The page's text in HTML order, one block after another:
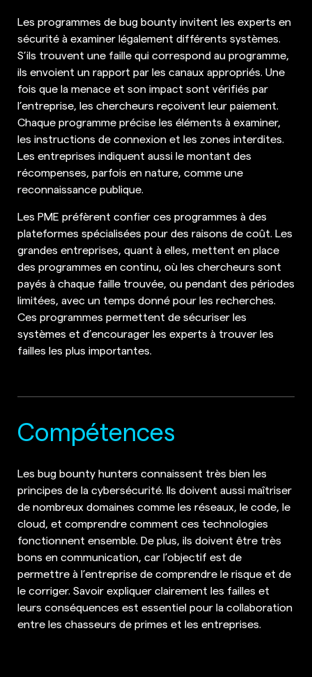
Les programmes de bug bounty invitent les experts en
sécurité à examiner légalement différents systèmes.
S’ils trouvent une faille qui correspond au programme,
ils envoient un rapport par les canaux appropriés. Une
fois que la menace et son impact sont vérifiés par
l’entreprise, les chercheurs reçoivent leur paiement.
Chaque programme précise les éléments à examiner,
les instructions de connexion et les zones interdites.
Les entreprises indiquent aussi le montant des
récompenses, parfois en nature, comme une
reconnaissance publique.
Les PME préfèrent confier ces programmes à des
plateformes spécialisées pour des raisons de coût. Les
grandes entreprises, quant à elles, mettent en place
des programmes en continu, où les chercheurs sont
payés à chaque faille trouvée, ou pendant des périodes
limitées, avec un temps donné pour les recherches.
Ces programmes permettent de sécuriser les
systèmes et d’encourager les experts à trouver les
failles les plus importantes.
Compétences
Les bug bounty hunters connaissent très bien les
principes de la cybersécurité. Ils doivent aussi maîtriser
de nombreux domaines comme les réseaux, le code, le
cloud, et comprendre comment ces technologies
fonctionnent ensemble. De plus, ils doivent être très
bons en communication, car l’objectif est de
permettre à l’entreprise de comprendre le risque et de
le corriger. Savoir expliquer clairement les failles et
leurs conséquences est essentiel pour la collaboration
entre les chasseurs de primes et les entreprises.